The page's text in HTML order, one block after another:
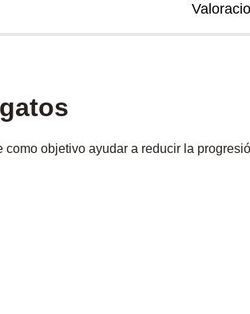
objetivo ayudar a reducir la